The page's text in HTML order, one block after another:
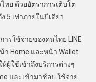
ทย ด้วยอัตราการเติบโต
5 เท่าภายในปีเดียว
ใช้จ่ายของคนไทย LINE
Home และหน้า Wallet
ผู้ใช้เข้าถึงบริการต่างๆ
และเข้ามาช้อป ใช้จ่าย